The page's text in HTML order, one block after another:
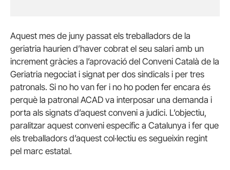
Aquest mes de juny passat els treballadors de la
geriatria haurien d’haver cobrat el seu salari amb un
increment gràcies a l’aprovació del Conveni Català de la
Geriatria negociat i signat per dos sindicals i per tres
patronals. Si no ho van fer i no ho poden fer encara és
perquè la patronal ACAD va interposar una demanda i
porta als signats d’aquest conveni a judici. L’objectiu,
paralitzar aquest conveni específic a Catalunya i fer que
els treballadors d’aquest col·lectiu es segueixin regint
pel marc estatal.